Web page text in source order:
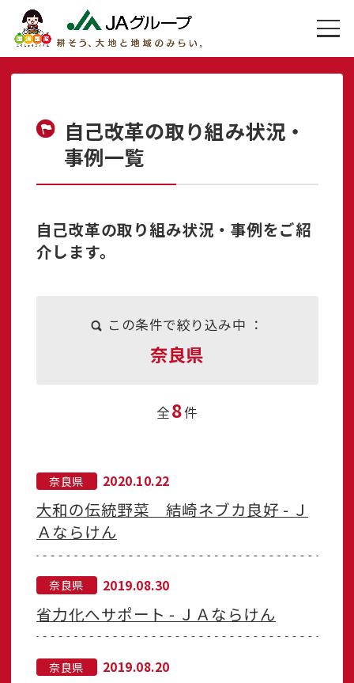
自己改革の取り組み状況・
事例一覧
自己改革の取り組み状況・事例をご紹
介します。
この条件で絞り込み中 ：
奈良県
全8件
奈良県 2020.10.22
大和の伝統野菜 結崎ネブカ良好 - Ｊ
Ａならけん
奈良県 2019.08.30
省力化へサポート - ＪＡならけん
奈良県 2019.08.20